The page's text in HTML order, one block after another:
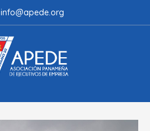
info@apede.org